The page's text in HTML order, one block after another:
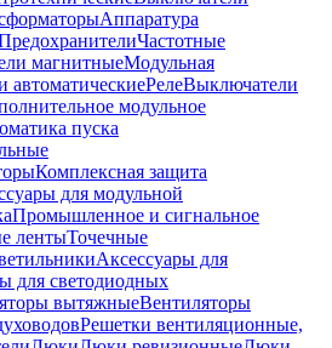
Аппаратура
Частотные
магнитныеМодульная
автоматическиеРелеВыключатели
модульное
пуска
Комплексная защита
для модульной
Промышленное и сигнальное
лентыТочечные
Аксессуары для
для светодиодных
вытяжныеВентиляторы
Решетки вентиляционные,